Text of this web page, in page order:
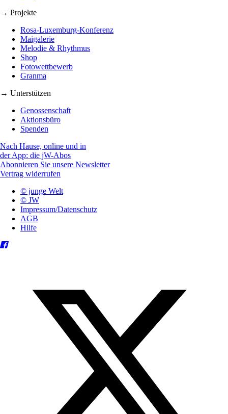
→ Projekte
Rosa-Luxemburg-Konferenz
Maigalerie
Melodie & Rhythmus
Shop
Fotowettbewerb
Granma
→ Unterstützen
Genossenschaft
Aktionsbüro
Spenden
Nach Hause, online und in
der App: die jW-Abos
Abonnieren Sie unsere Newsletter
Vertrag widerrufen
© junge Welt
© JW
Impressum/Datenschutz
AGB
Hilfe